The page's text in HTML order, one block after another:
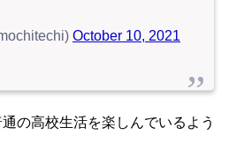
October 10, 2021
の高校生活を楽しんでいるよう